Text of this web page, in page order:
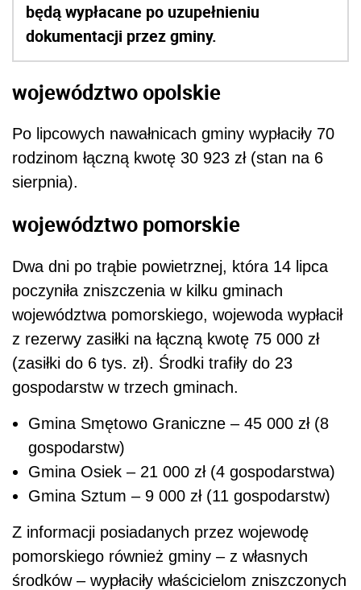
będą wypłacane po uzupełnieniu
dokumentacji przez gminy.
województwo opolskie
Po lipcowych nawałnicach gminy wypłaciły 70
rodzinom łączną kwotę 30 923 zł (stan na 6
sierpnia).
województwo pomorskie
Dwa dni po trąbie powietrznej, która 14 lipca
poczyniła zniszczenia w kilku gminach
województwa pomorskiego, wojewoda wypłacił
z rezerwy zasiłki na łączną kwotę 75 000 zł
(zasiłki do 6 tys. zł). Środki trafiły do 23
gospodarstw w trzech gminach.
Gmina Smętowo Graniczne – 45 000 zł (8
gospodarstw)
Gmina Osiek – 21 000 zł (4 gospodarstwa)
Gmina Sztum – 9 000 zł (11 gospodarstw)
Z informacji posiadanych przez wojewodę
pomorskiego również gminy – z własnych
środków – wypłaciły właścicielom zniszczonych